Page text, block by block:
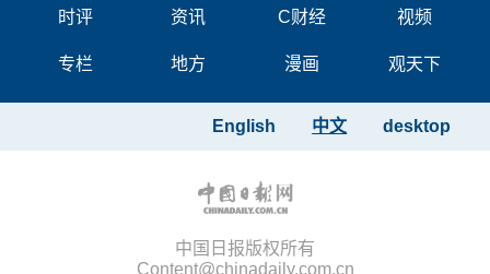
时评 资讯 C财经 视频
专栏 地方 漫画 观天下
desktop
中文
English
中国日报版权所有
Content@chinadaily.com.cn